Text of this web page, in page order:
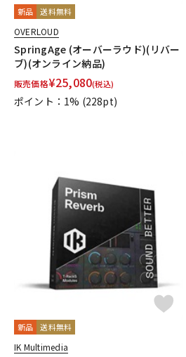
新品 送料無料
OVERLOUD
SpringAge (オーバーラウド)(リバー
ブ)(オンライン納品)
販売価格¥25,080(税込)
ポイント：1% (228pt)
新品 送料無料
IK Multimedia